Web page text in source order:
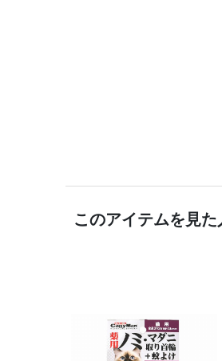
このアイテムを見